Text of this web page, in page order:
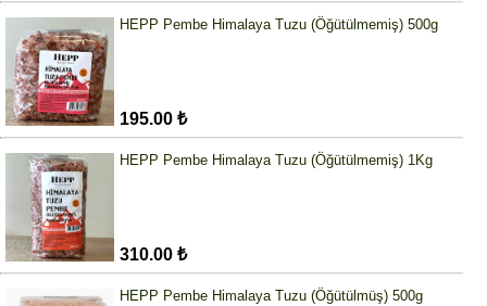
HEPP Pembe Himalaya Tuzu (Öğütülmemiş) 500g
195.00 ₺
HEPP Pembe Himalaya Tuzu (Öğütülmemiş) 1Kg
310.00 ₺
HEPP Pembe Himalaya Tuzu (Öğütülmüş) 500g